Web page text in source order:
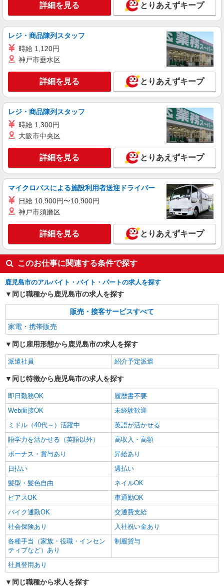
+゜・。○。・゜+゜・。○。・゜+゜ 入社祝い金10
万円支給(規定有) お友達を紹介頂くと, インセンテ
ィブ支給(規定有) ゜・。○。・゜+゜・。○。・゜
+゜
紹介予定派遣
株式会社シエロ
人気機種に詳しくなれる携帯販売【docomo】
時給1400円〜1600円（経験・能力による） ※
残業代支給 ★交通費別途支給（規定あり） ゜
+゜・。○。・゜+゜・。○。・゜+゜ 入社祝い金10
万円支給(規定有) お友達を紹介頂くと, インセンテ
ィブ支給(規定有) ★月2回払い・週払い可能（規程
有）★ ゜・。○。・゜+゜・。○。・゜+゜
鹿児島県鹿児島市の家電量販店
キープ 詳細を見る
紹介予定派遣
株式会社シエロ
【docomo】の携帯販売スタッフ
時給1300円〜1400円（経験・能力による） ※
残業代支給 ★交通費別途支給（規定あり） ゜
+゜・。○。・゜+゜・。○。・゜+゜ 入社祝い金10
万円支給(規定有) お友達を紹介頂くと, インセンテ
ィブ支給(規定有) ★月2回払い・週払い可能（規程
有）★ ゜・。○。・゜+゜・。○。・゜+゜
鹿児島県鹿児島市のdocomoショップ
詳細を見る
詳細を見る とりあえずキープ
レジ・商品陳列スタッフ
時給 1,120円
神戸市垂水区
詳細を見る とりあえずキープ
レジ・商品陳列スタッフ
時給 1,300円
大阪市中央区
詳細を見る とりあえずキープ
マイクロバスによる施設利用者送迎ドライバー
日給 10,900円〜10,900円
神戸市須磨区
詳細を見る とりあえずキープ
このお仕事に関連する条件で探す
鹿児島市のアルバイト・バイト・パートの求人を探す
同じ職種から鹿児島市の求人を探す
販売・接客サービスすべて
家電・携帯販売
同じ雇用形態から鹿児島市の求人を探す
派遣社員 紹介予定派遣
同じ特徴から鹿児島市の求人を探す
即日勤務OK
履歴書不要
Web面接OK
未経験歓迎
ミドル（40代～）活躍中
英語が活かせる
語学力を活かせる（英語以外）
高収入・高額
ボーナス・賞与あり
昇給あり
日払い
週払い
髪型・髪色自由
ネイルOK
ピアスOK
車通勤OK
バイク通勤OK
交通費支給
社会保険あり
入社祝い金あり
各種手当（家族・役職・インセン
ティブなど）あり
制服貸与
社員登用あり
同じ職種から求人を探す